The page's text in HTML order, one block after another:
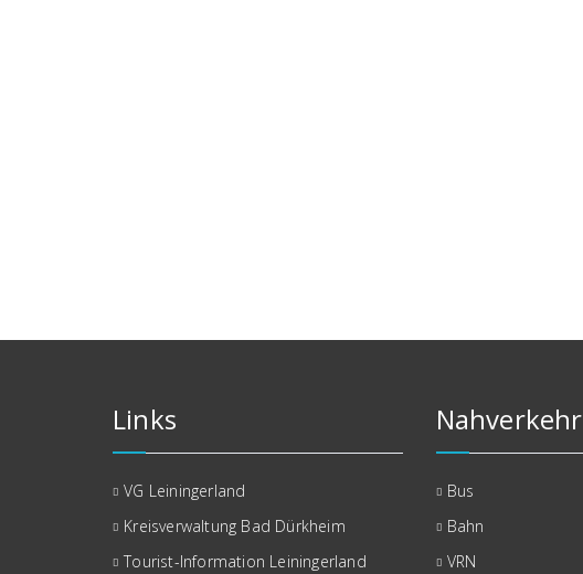
Links
VG Leiningerland
Kreisverwaltung Bad Dürkheim
Tourist-Information Leiningerland
Nahverkehr
Bus
Bahn
VRN